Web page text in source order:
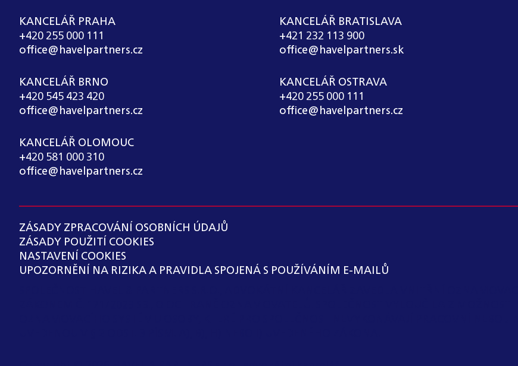
KANCELÁŘ PRAHA
+420 255 000 111
office@havelpartners.cz
KANCELÁŘ BRATISLAVA
+421 232 113 900
office@havelpartners.sk
KANCELÁŘ BRNO
+420 545 423 420
office@havelpartners.cz
KANCELÁŘ OSTRAVA
+420 255 000 111
office@havelpartners.cz
KANCELÁŘ OLOMOUC
+420 581 000 310
office@havelpartners.cz
ZÁSADY ZPRACOVÁNÍ OSOBNÍCH ÚDAJŮ
ZÁSADY POUŽITÍ COOKIES
NASTAVENÍ COOKIES
UPOZORNĚNÍ NA RIZIKA A PRAVIDLA SPOJENÁ S POUŽÍVÁNÍM E-MAILŮ